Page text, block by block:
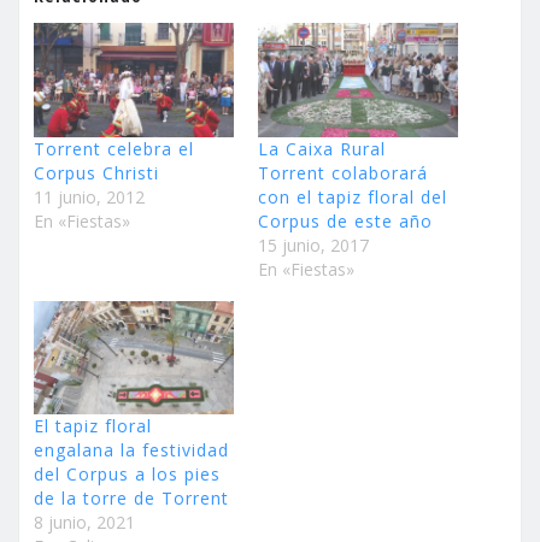
Torrent celebra el
Corpus Christi
11 junio, 2012
En «Fiestas»
La Caixa Rural
Torrent colaborará
con el tapiz floral del
Corpus de este año
15 junio, 2017
En «Fiestas»
El tapiz floral
engalana la festividad
del Corpus a los pies
de la torre de Torrent
8 junio, 2021